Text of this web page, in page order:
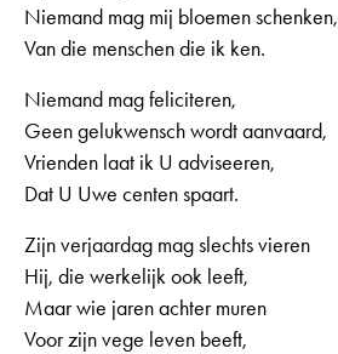
Niemand mag mij bloemen schenken,
Van die menschen die ik ken.
Niemand mag feliciteren,
Geen gelukwensch wordt aanvaard,
Vrienden laat ik U adviseeren,
Dat U Uwe centen spaart.
Zijn verjaardag mag slechts vieren
Hij, die werkelijk ook leeft,
Maar wie jaren achter muren
Voor zijn vege leven beeft,